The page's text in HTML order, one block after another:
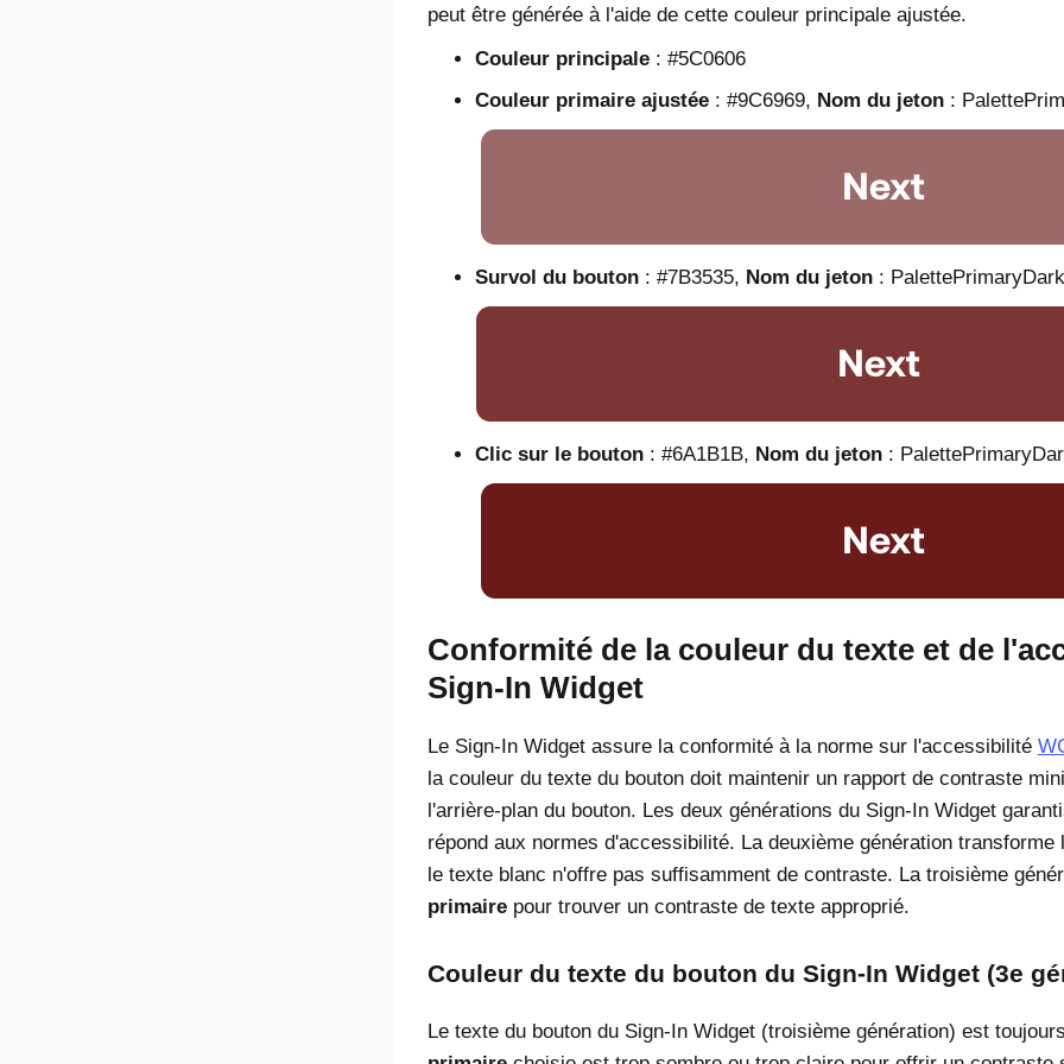
peut être générée à l'aide de cette couleur principale ajustée.
Couleur principale: #5C0606
Couleur primaire ajustée: #9C6969, Nom du jeton:
Survol du bouton: #7B3535, Nom du jeton: PalettePrimaryDark
Clic sur le bouton: #6A1B1B, Nom du jeton:
Conformité de la couleur du texte et de
Sign-In Widget
Le Sign-In Widget assure la conformité à la norme sur l'accessibilité
la couleur du texte du bouton doit maintenir un rapport de contraste
l'arrière-plan du bouton. Les deux générations du Sign-In Widget
répond aux normes d'accessibilité. La deuxième génération
le texte blanc n'offre pas suffisamment de contraste. La troisième
primairepour trouver un contraste de texte approprié.
Couleur du texte du bouton du Sign-In Widget (3e
Le texte du bouton du Sign-In Widget (troisième génération) est